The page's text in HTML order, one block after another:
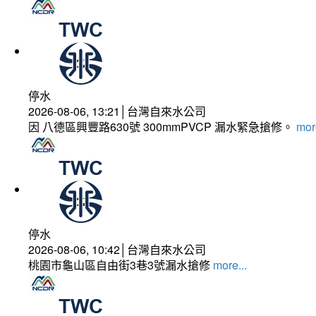
停水
2026-08-06, 13:21│台灣自來水公司
因 八德區興豐路630號 300mmPVCP 漏水緊急搶修。
停水
2026-08-06, 10:42│台灣自來水公司
桃園市龜山區自由街3巷3號漏水搶修 more...